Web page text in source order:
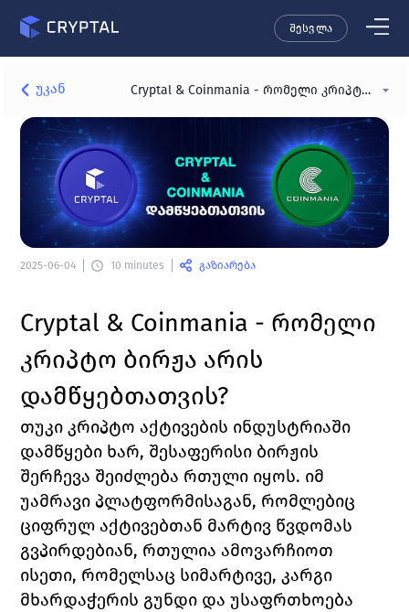
შესვლა
უკან Cryptal & Coinmania - რომელი კრიპტო ბირჟა არის დამწყებთათვის?
2025-06-04 10 minutes გაზიარება
Cryptal & Coinmania - რომელი
კრიპტო ბირჟა არის
დამწყებთათვის?
თუკი კრიპტო აქტივების ინდუსტრიაში
დამწყები ხარ, შესაფერისი ბირჟის
შერჩევა შეიძლება რთული იყოს. იმ
უამრავი პლატფორმისაგან, რომლებიც
ციფრულ აქტივებთან მარტივ წვდომას
გვპირდებიან, რთულია ამოვარჩიოთ
ისეთი, რომელსაც სიმარტივე, კარგი
მხარდაჭერის გუნდი და უსაფრთხოება